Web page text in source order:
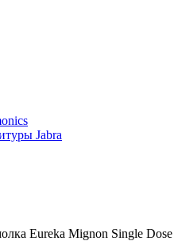
Jabra
Eureka Mignon Single